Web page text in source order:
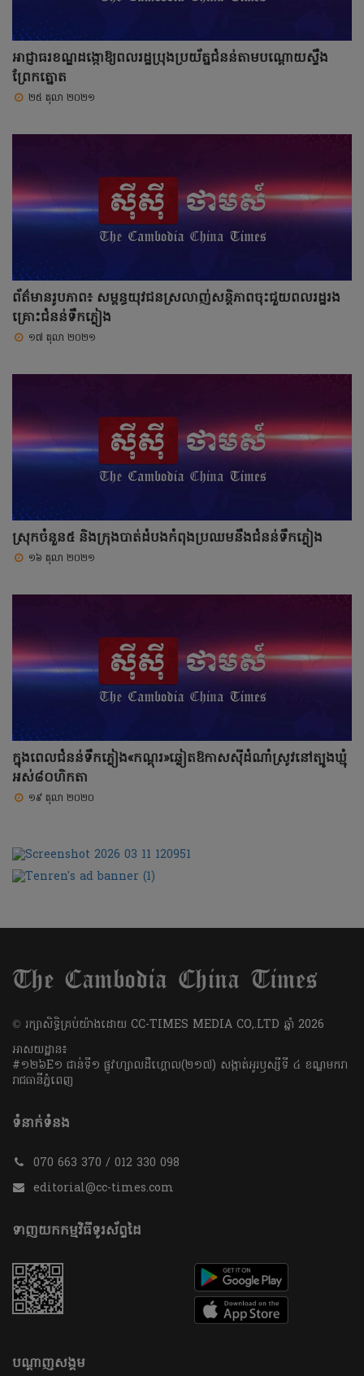
អាជ្ញាធរខណ្ឌដង្កោឱ្យពលរដ្ឋប្រុងប្រយ័ត្នជំនន់តាមបណ្ដោយស្ទឹង
ព្រែកត្នោត
២៥ តុលា ២០២១
ព័ត៌មានរូបភាព៖ សម្ពន្ធយុវជនស្រលាញ់សន្តិភាពចុះជួយពលរដ្ឋរង
គ្រោះជំនន់ទឹកភ្លៀង
១៧ តុលា ២០២១
ស្រុកចំនួន៥ និងក្រុងបាត់ដំបងកំពុងប្រឈមនឹងជំនន់ទឹកភ្លៀង
១៦ តុលា ២០២១
ក្នុងពេលជំនន់ទឹកភ្លៀង«កណ្តុរ»ឆ្លៀតឱកាសស៊ីដំណាំស្រូវនៅត្បូងឃ្មុំ
អស់៨០ហិកតា
១៩ តុលា ២០២០
​© រក្សា​សិទ្ធិ​គ្រប់​យ៉ាង​ដោយ​ CC-TIMES MEDIA CO,.LTD ឆ្នាំ​ 2026
អាសយដ្ឋាន៖
#១២៦E១ ជាន់ទី១ ផ្លូវហ្សាលដឺហ្គោល(២១៧) សង្កាត់អូរឫស្សីទី ៤ ខណ្ឌមករា
រាជធានីភ្នំពេញ
ទំនាក់ទំនង
070 663 370 / 012 330 098
editorial@cc-times.com
ទាញយកកម្មវិធីទូរស័ព្ទដៃ
បណ្តាញសង្គម